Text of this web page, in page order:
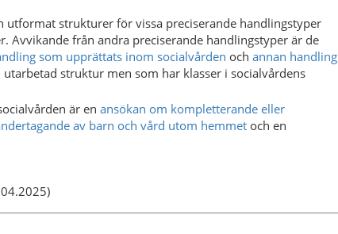
utformat strukturer för vissa preciserande handlingstyper
från andra preciserande handlingstyper är de
som upprättats inom socialvården och annan handling
utarbetad struktur men som har klasser i socialvårdens
är en ansökan om kompletterande eller
av barn och vård utom hemmet och en